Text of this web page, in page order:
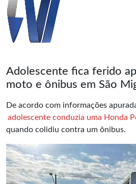
Adolescente fica ferido
moto e ônibus em São
De acordo com informações
adolescente conduzia uma Honda
quando colidiu contra um ônibus.